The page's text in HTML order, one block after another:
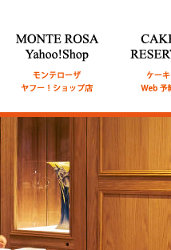
オンライン ショップ
ーキWeb予約